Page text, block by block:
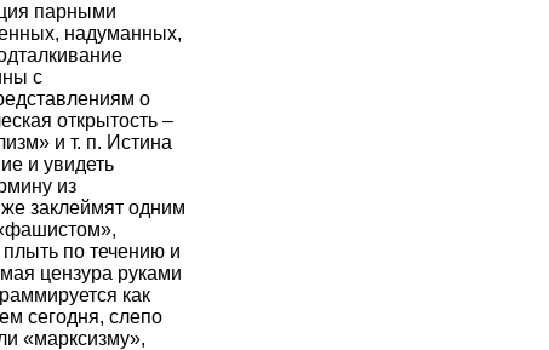
парными
надуманных,
с
о
открытость –
и т. п. Истина
и увидеть
из
заклеймят одним
по течению и
цензура руками
как
сегодня, слепо
«марксизму»,